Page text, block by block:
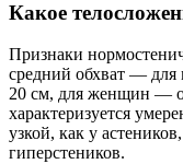
Какое
Признаки
средний обхват — для
20 см, для женщин —
характеризуется
узкой, как у
гиперстеников.